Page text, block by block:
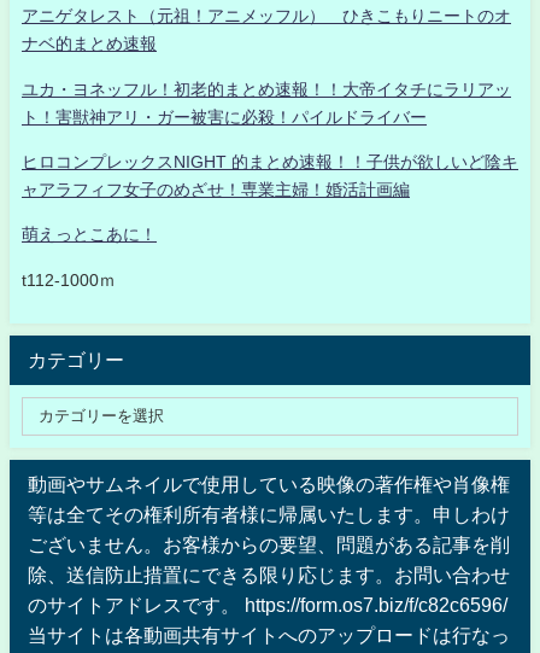
アニゲタレスト（元祖！アニメッフル） ひきこもりニートのオ
ナベ的まとめ速報
ユカ・ヨネッフル！初老的まとめ速報！！大帝イタチにラリアッ
ト！害獣神アリ・ガー被害に必殺！パイルドライバー
ヒロコンプレックスNIGHT 的まとめ速報！！子供が欲しいど陰キ
ャアラフィフ女子のめざせ！専業主婦！婚活計画編
萌えっとこあに！
t112-1000ｍ
カテゴリー
動画やサムネイルで使用している映像の著作権や肖像権
等は全てその権利所有者様に帰属いたします。申しわけ
ございません。お客様からの要望、問題がある記事を削
除、送信防止措置にできる限り応じます。お問い合わせ
のサイトアドレスです。 https://form.os7.biz/f/c82c6596/
当サイトは各動画共有サイトへのアップロードは行なっ